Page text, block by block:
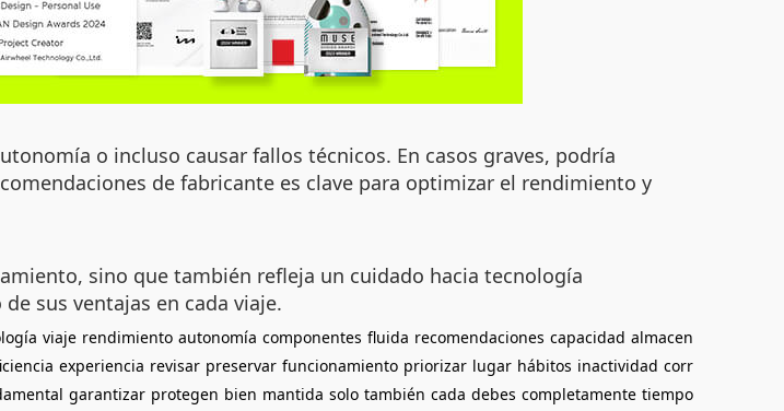
o incluso causar fallos técnicos. En casos graves, podría
de fabricante es clave para optimizar el rendimiento y
sino que también refleja un cuidado hacia tecnología
sus ventajas en cada viaje.
viaje rendimiento autonomía componentes fluida recomendaciones capacidad almacen
experiencia revisar preservar funcionamiento priorizar lugar hábitos inactividad corr
garantizar protegen bien mantida solo también cada debes completamente tiempo